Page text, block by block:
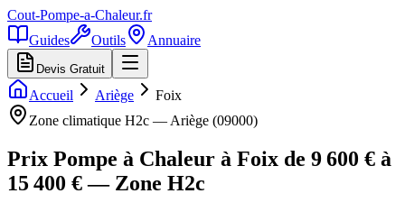
Cout-Pompe-a-Chaleur.fr
Guides
Outils Annuaire
Devis Gratuit
Accueil Ariège
Foix
Zone climatique H2c — Ariège (09000)
Prix Pompe à Chaleur à Foix de 9 600 € à
15 400 € — Zone H2c